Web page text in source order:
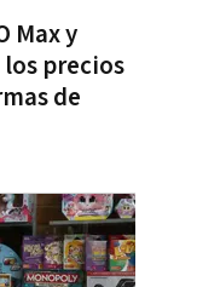
Max y
precios
de